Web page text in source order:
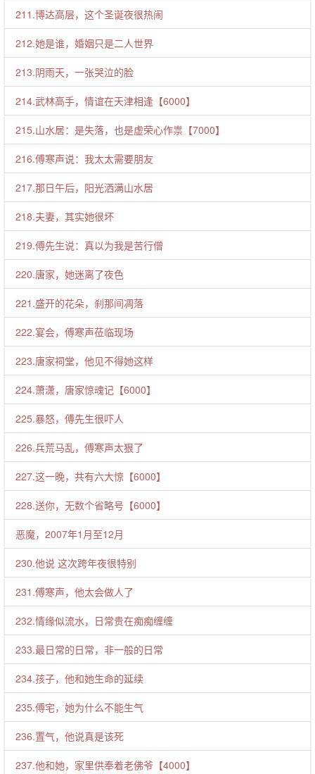
211.博达高层，这个圣诞夜很热闹
212.她是谁，婚姻只是二人世界
213.阴雨天，一张哭泣的脸
214.武林高手，情谊在天津相逢【6000】
215.山水居：是失落，也是虚荣心作祟【7000】
216.傅寒声说：我太太需要朋友
217.那日午后，阳光洒满山水居
218.夫妻，其实她很坏
219.傅先生说：真以为我是苦行僧
220.唐家，她迷离了夜色
221.盛开的花朵，刹那间凋落
222.宴会，傅寒声莅临现场
223.唐家祠堂，他见不得她这样
224.萧潇，唐家惊魂记【6000】
225.暴怒，傅先生很吓人
226.兵荒马乱，傅寒声太狠了
227.这一晚，共有六大惊【6000】
228.送你，无数个省略号【6000】
恶魔，2007年1月至12月
230.他说 这次跨年夜很特别
231.傅寒声，他太会做人了
232.情缘似流水，日常贵在痴痴缠缠
233.最日常的日常，非一般的日常
234.孩子，他和她生命的延续
235.傅宅，她为什么不能生气
236.置气，他说真是该死
237.他和她，家里供奉着老佛爷【4000】